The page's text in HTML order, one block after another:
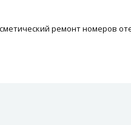
ремонт номеров